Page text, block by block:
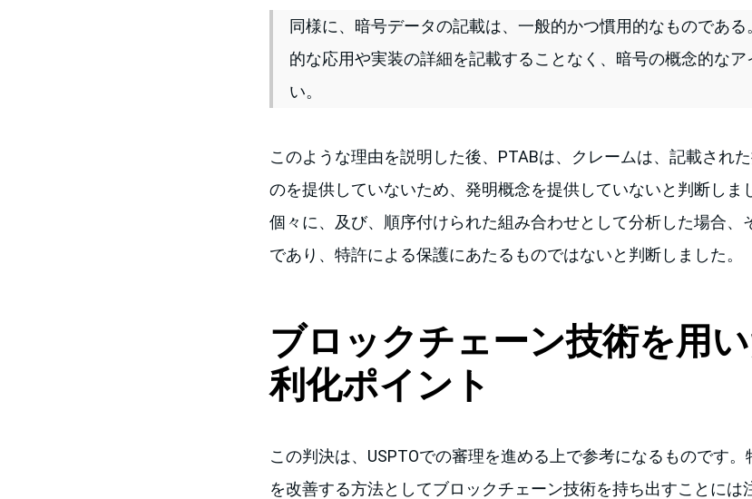
同様に、暗号データの記載は、一般的かつ慣用的なものであ
的な応用や実装の詳細を記載することなく、暗号の概念的な
い。
このような理由を説明した後、PTABは、クレームは、記載され
のを提供していないため、発明概念を提供していないと判断しま
個々に、及び、順序付けられた組み合わせとして分析した場合、
であり、特許による保護にあたるものではないと判断しました。
ブロックチェーン技術を用
利化ポイント
この判決は、USPTOでの審理を進める上で参考になるものです
を改善する方法としてブロックチェーン技術を持ち出すことには